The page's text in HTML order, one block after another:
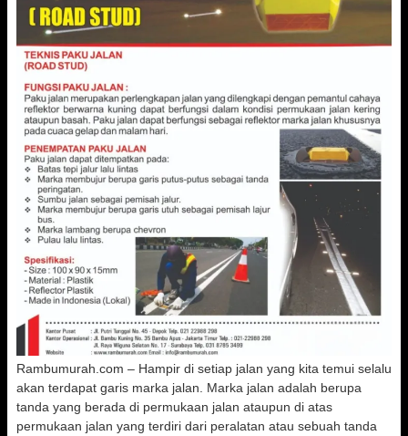
Rambumurah.com – Hampir di setiap jalan yang kita temui selalu
akan terdapat garis marka jalan. Marka jalan adalah berupa
tanda yang berada di permukaan jalan ataupun di atas
permukaan jalan yang terdiri dari peralatan atau sebuah tanda